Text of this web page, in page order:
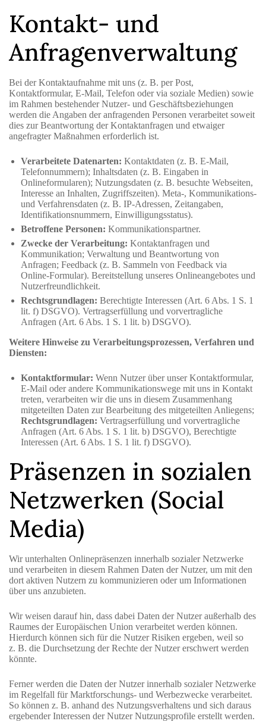
Kontakt- und
Anfragenverwaltung
Bei der Kontaktaufnahme mit uns (z. B. per Post,
Kontaktformular, E-Mail, Telefon oder via soziale Medien) sowie
im Rahmen bestehender Nutzer- und Geschäftsbeziehungen
werden die Angaben der anfragenden Personen verarbeitet soweit
dies zur Beantwortung der Kontaktanfragen und etwaiger
angefragter Maßnahmen erforderlich ist.
Verarbeitete Datenarten: Kontaktdaten (z. B. E-Mail,
Telefonnummern); Inhaltsdaten (z. B. Eingaben in
Onlineformularen); Nutzungsdaten (z. B. besuchte Webseiten,
Interesse an Inhalten, Zugriffszeiten). Meta-, Kommunikations-
und Verfahrensdaten (z. B. IP-Adressen, Zeitangaben,
Identifikationsnummern, Einwilligungsstatus).
Betroffene Personen: Kommunikationspartner.
Zwecke der Verarbeitung: Kontaktanfragen und
Kommunikation; Verwaltung und Beantwortung von
Anfragen; Feedback (z. B. Sammeln von Feedback via
Online-Formular). Bereitstellung unseres Onlineangebotes und
Nutzerfreundlichkeit.
Rechtsgrundlagen: Berechtigte Interessen (Art. 6 Abs. 1 S. 1
lit. f) DSGVO). Vertragserfüllung und vorvertragliche
Anfragen (Art. 6 Abs. 1 S. 1 lit. b) DSGVO).
Weitere Hinweise zu Verarbeitungsprozessen, Verfahren und
Diensten:
Kontaktformular: Wenn Nutzer über unser Kontaktformular,
E-Mail oder andere Kommunikationswege mit uns in Kontakt
treten, verarbeiten wir die uns in diesem Zusammenhang
mitgeteilten Daten zur Bearbeitung des mitgeteilten Anliegens;
Rechtsgrundlagen: Vertragserfüllung und vorvertragliche
Anfragen (Art. 6 Abs. 1 S. 1 lit. b) DSGVO), Berechtigte
Interessen (Art. 6 Abs. 1 S. 1 lit. f) DSGVO).
Präsenzen in sozialen
Netzwerken (Social
Media)
Wir unterhalten Onlinepräsenzen innerhalb sozialer Netzwerke
und verarbeiten in diesem Rahmen Daten der Nutzer, um mit den
dort aktiven Nutzern zu kommunizieren oder um Informationen
über uns anzubieten.
Wir weisen darauf hin, dass dabei Daten der Nutzer außerhalb des
Raumes der Europäischen Union verarbeitet werden können.
Hierdurch können sich für die Nutzer Risiken ergeben, weil so
z. B. die Durchsetzung der Rechte der Nutzer erschwert werden
könnte.
Ferner werden die Daten der Nutzer innerhalb sozialer Netzwerke
im Regelfall für Marktforschungs- und Werbezwecke verarbeitet.
So können z. B. anhand des Nutzungsverhaltens und sich daraus
ergebender Interessen der Nutzer Nutzungsprofile erstellt werden.